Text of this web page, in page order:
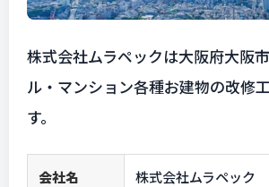
株式会社ムラペックは大阪府大阪
ル・マンション各種お建物の改修
す。
会社名 株式会社ムラペック